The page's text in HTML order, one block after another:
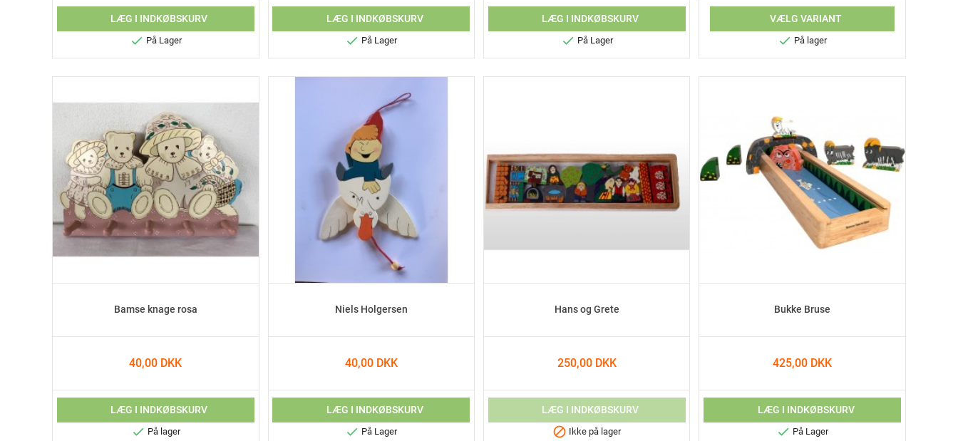
LÆG I INDKØBSKURV
 På Lager
LÆG I INDKØBSKURV
 På Lager
LÆG I INDKØBSKURV
 På Lager
VÆLG VARIANT
 På lager
Bamse knage rosa
40,00 DKK
LÆG I INDKØBSKURV
 På lager
Niels Holgersen
40,00 DKK
LÆG I INDKØBSKURV
 På Lager
Hans og Grete
250,00 DKK
LÆG I INDKØBSKURV
 Ikke på lager
Bukke Bruse
425,00 DKK
LÆG I INDKØBSKURV
 På Lager